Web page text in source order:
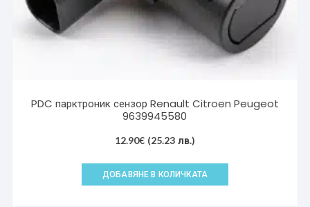
PDC парктроник сензор Renault Citroen Peugeot
9639945580
12.90€ (25.23 лв.)
ДОБАВЯНЕ В КОЛИЧКАТА